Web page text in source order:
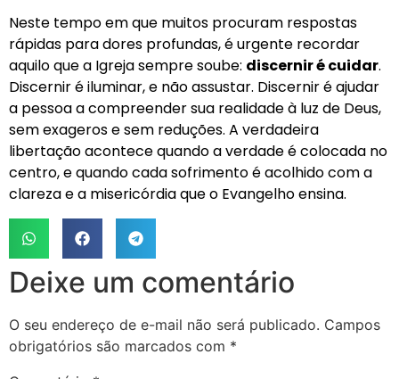
Neste tempo em que muitos procuram respostas
rápidas para dores profundas, é urgente recordar
aquilo que a Igreja sempre soube: discernir é cuidar.
Discernir é iluminar, e não assustar. Discernir é ajudar
a pessoa a compreender sua realidade à luz de Deus,
sem exageros e sem reduções. A verdadeira
libertação acontece quando a verdade é colocada no
centro, e quando cada sofrimento é acolhido com a
clareza e a misericórdia que o Evangelho ensina.
Deixe um comentário
O seu endereço de e-mail não será publicado. Campos
obrigatórios são marcados com *